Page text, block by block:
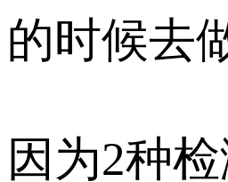
的时候去
因为2种